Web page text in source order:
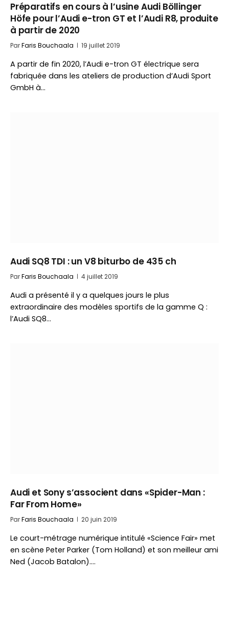
Préparatifs en cours à l’usine Audi Böllinger
Höfe pour l’Audi e-tron GT et l’Audi R8, produite
à partir de 2020
ParFaris Bouchaala 19 juillet 2019
A partir de fin 2020, l’Audi e-tron GT électrique sera
fabriquée dans les ateliers de production d’Audi Sport
GmbH à…
Audi SQ8 TDI : un V8 biturbo de 435 ch
ParFaris Bouchaala 4 juillet 2019
Audi a présenté il y a quelques jours le plus
extraordinaire des modèles sportifs de la gamme Q :
l’Audi SQ8…
Audi et Sony s’associent dans «Spider-Man :
Far From Home»
ParFaris Bouchaala 20 juin 2019
Le court-métrage numérique intitulé «Science Fair» met
en scène Peter Parker (Tom Holland) et son meilleur ami
Ned (Jacob Batalon).…